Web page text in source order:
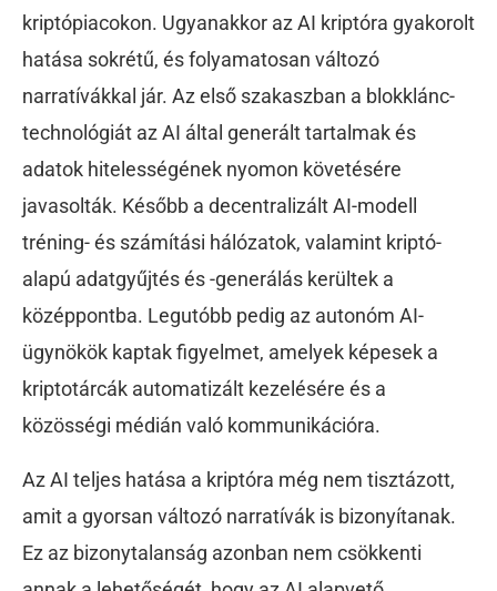
kriptópiacokon. Ugyanakkor az AI kriptóra gyakorolt
hatása sokrétű, és folyamatosan változó
narratívákkal jár. Az első szakaszban a blokklánc-
technológiát az AI által generált tartalmak és
adatok hitelességének nyomon követésére
javasolták. Később a decentralizált AI-modell
tréning- és számítási hálózatok, valamint kriptó-
alapú adatgyűjtés és -generálás kerültek a
középpontba. Legutóbb pedig az autonóm AI-
ügynökök kaptak figyelmet, amelyek képesek a
kriptotárcák automatizált kezelésére és a
közösségi médián való kommunikációra.
Az AI teljes hatása a kriptóra még nem tisztázott,
amit a gyorsan változó narratívák is bizonyítanak.
Ez az bizonytalanság azonban nem csökkenti